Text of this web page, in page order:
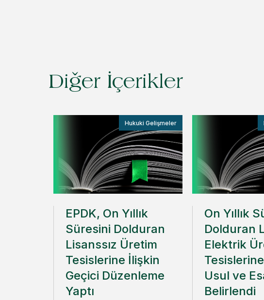
Diğer İçerikler
Hukuki Gelişmeler
EPDK, On Yıllık
Süresini Dolduran
Lisanssız Üretim
Tesislerine İlişkin
Geçici Düzenleme
Yaptı
On Yıllık
Dolduran
Elektrik
Usul ve
Belirlendi